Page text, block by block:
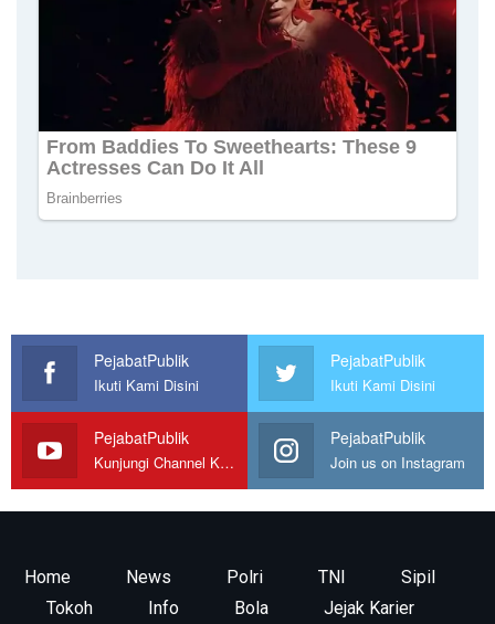
PejabatPublik
Ikuti Kami Disini
PejabatPublik
Ikuti Kami Disini
PejabatPublik
Kunjungi Channel Kami
PejabatPublik
Join us on Instagram
Home News Polri TNI
Sipil
Tokoh
Info Bola Jejak Karier